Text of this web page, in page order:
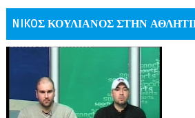
NIKOΣ ΚΟΥΛΙΑΝΟΣ ΣΤΗΝ